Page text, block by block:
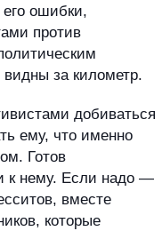
ошибки,
против
за километр.
добиваться
ему, что именно
Готов
к нему. Если надо —
вместе
которые